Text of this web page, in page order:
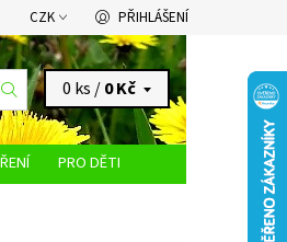
CZK PŘIHLÁŠENÍ
0 ks /0 Kč
PRO DĚTI